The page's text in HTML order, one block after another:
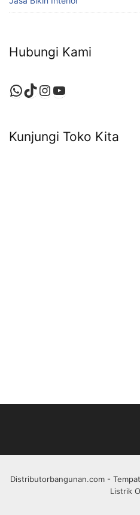
Hubungi Kami
WhatsApp
TikTok
Instagram
YouTube
Kunjungi Toko Kita
Distributorbangunan.com -
Listrik